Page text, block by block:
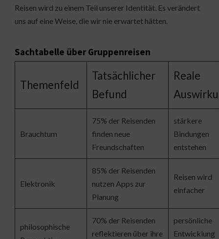
Reisen wird zu einem Teil unserer Identität. Es verändert
uns auf eine Weise, die wir nie erwartet hätten.
Sachtabelle über Gruppenreisen
Themenfeld
Tatsächlicher
Befund
Reale
Brauchtum
75% der Reisenden
finden neue
Freundschaften
stärkere
Bindungen
entstehen
Elektronik
85% der Reisenden
nutzen Apps zur
Planung
Reisen wird
einfacher
philosophische
70% der Reisenden
reflektieren über ihre
persönliche
Entwicklung